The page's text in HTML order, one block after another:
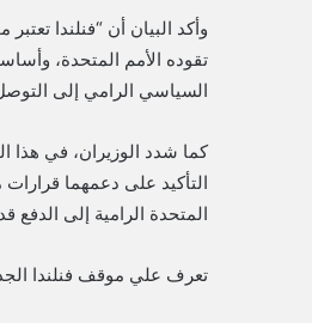
تقوده الأمم المتحدة،
السياسي الرامي إلى
كما شدد الوزيران، في هذا
التأكيد على دعمهما قرارات
المتحدة الرامية إلى الدفع
تعرف علي موقف فنلندا